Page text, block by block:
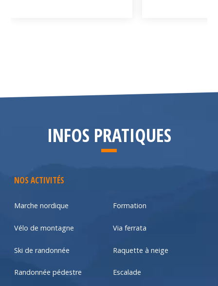
INFOS PRATIQUES
NOS ACTIVITÉS
Marche nordique Formation
Vélo de montagne Via ferrata
Ski de randonnée Raquette à neige
Randonnée pédestre Escalade